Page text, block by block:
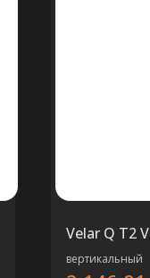
Velar Q T2 V
вертикальный